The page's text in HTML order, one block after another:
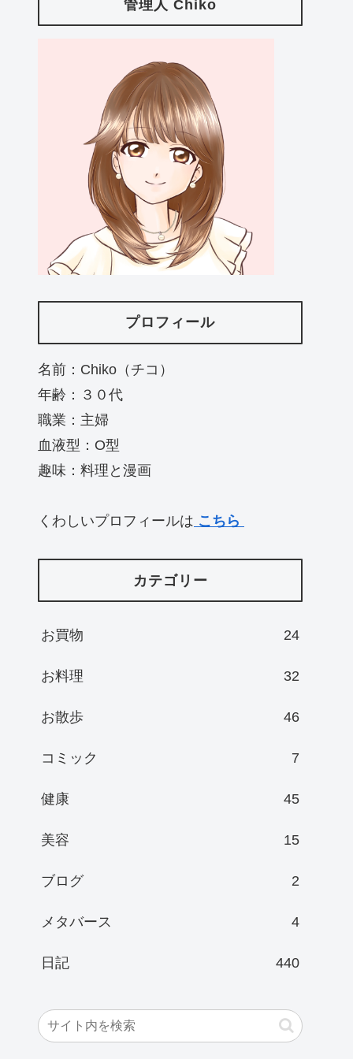
管理人 Chiko
プロフィール
名前：Chiko（チコ）
年齢：３０代
職業：主婦
血液型：O型
趣味：料理と漫画
くわしいプロフィールは こちら
カテゴリー
お買物 24
お料理 32
お散歩 46
コミック 7
健康 45
美容 15
ブログ 2
メタバース 4
日記 440